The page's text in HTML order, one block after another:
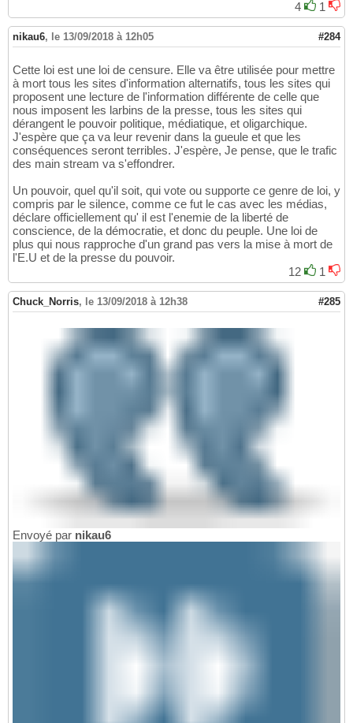
4
1
nikau6, le 13/09/2018 à 12h05 #284
Cette loi est une loi de censure. Elle va être utilisée pour mettre
à mort tous les sites d'information alternatifs, tous les sites qui
proposent une lecture de l'information différente de celle que
nous imposent les larbins de la presse, tous les sites qui
dérangent le pouvoir politique, médiatique, et oligarchique.
J'espère que ça va leur revenir dans la gueule et que les
conséquences seront terribles. J'espère, Je pense, que le trafic
des main stream va s'effondrer.
Un pouvoir, quel qu'il soit, qui vote ou supporte ce genre de loi, y
compris par le silence, comme ce fut le cas avec les médias,
déclare officiellement qu' il est l'enemie de la liberté de
conscience, de la démocratie, et donc du peuple. Une loi de
plus qui nous rapproche d'un grand pas vers la mise à mort de
l'E.U et de la presse du pouvoir.
12
1
Chuck_Norris, le 13/09/2018 à 12h38 #285
Envoyé par nikau6